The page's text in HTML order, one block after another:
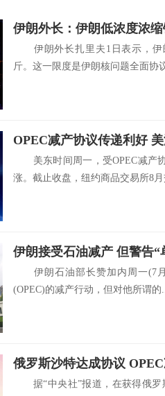
伊朗外长：伊朗低浓度浓
伊朗外长扎里夫1日表示，伊
斤。这一限度是伊朗核问题全面协
OPEC减产协议传递利好
美东时间周一，受OPEC减产
涨。截止收盘，纽约商品交易所8
伊朗石油部长赞加内周一(7月
(OPEC)的减产行动，但对他所谓的
俄罗斯沙特达成协议
据“中央社”报道，在获得俄罗